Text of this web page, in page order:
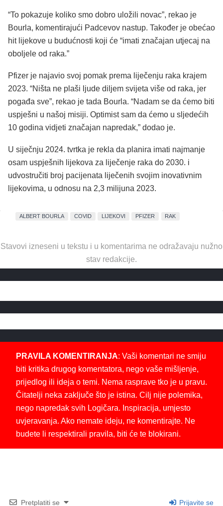
“To pokazuje koliko smo dobro uložili novac”, rekao je
Bourla, komentirajući Padcevov nastup. Također je obećao
hit lijekove u budućnosti koji će “imati značajan utjecaj na
oboljele od raka.”
Pfizer je najavio svoj pomak prema liječenju raka krajem
2023. “Ništa ne plaši ljude diljem svijeta više od raka, jer
pogađa sve”, rekao je tada Bourla. “Nadam se da ćemo biti
uspješni u našoj misiji. Optimist sam da ćemo u sljedećih
10 godina vidjeti značajan napredak,” dodao je.
U siječnju 2024. tvrtka je rekla da planira imati najmanje
osam uspješnih lijekova za liječenje raka do 2030. i
udvostručiti broj pacijenata liječenih svojim inovativnim
lijekovima, u odnosu na 2,3 milijuna 2023.
ALBERT BOURLA COVID LIJEKOVI PFIZER RAK
Stavovi izneseni u tekstu i u komentarima ne odražavaju nužno
stav redakcije.
PRAVILA KOMENTIRANJA: Vaši komentari ne smiju
biti kritika drugog komentatora, nego vaše mišljenje,
prijedlog ili ideja o temi. Nema rasprave tko je u pravu.
Čitatelji neka zaključe što je istina. Cilj nije polemika,
nego napredak svih Logičara. Inspiracija, umjesto
uvjeravanja. Ako nemate ideju, ne komentirajte. Ne
budete li respektirali pravila, biti će te blokirani.
Pretplatiti se Prijavite se